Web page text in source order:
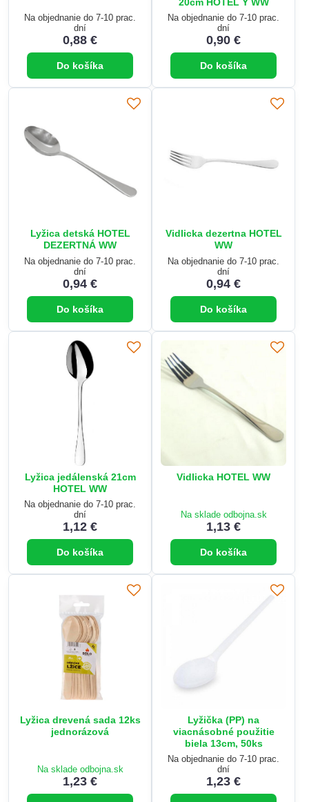
Na objednanie do 7-10 prac.
dní
0,88 €
Do košíka
Na objednanie do 7-10 prac.
dní
0,90 €
Do košíka
Lyžica detská HOTEL
DEZERTNÁ WW
Na objednanie do 7-10 prac.
dní
0,94 €
Do košíka
Vidlicka dezertna HOTEL
WW
Na objednanie do 7-10 prac.
dní
0,94 €
Do košíka
Lyžica jedálenská 21cm
HOTEL WW
Na objednanie do 7-10 prac.
dní
1,12 €
Do košíka
Vidlicka HOTEL WW
Na sklade odbojna.sk
1,13 €
Do košíka
Lyžica drevená sada 12ks
jednorázová
Na sklade odbojna.sk
1,23 €
Lyžička (PP) na
viacnásobné použitie
biela 13cm, 50ks
Na objednanie do 7-10 prac.
dní
1,23 €